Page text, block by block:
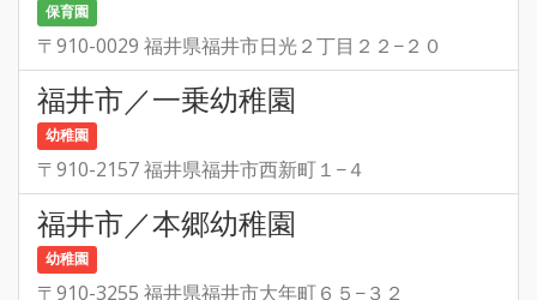
保育園
〒910-0029 福井県福井市日光２丁目２２−２０
福井市／一乗幼稚園
幼稚園
〒910-2157 福井県福井市西新町１−４
福井市／本郷幼稚園
幼稚園
〒910-3255 福井県福井市大年町６５−３２